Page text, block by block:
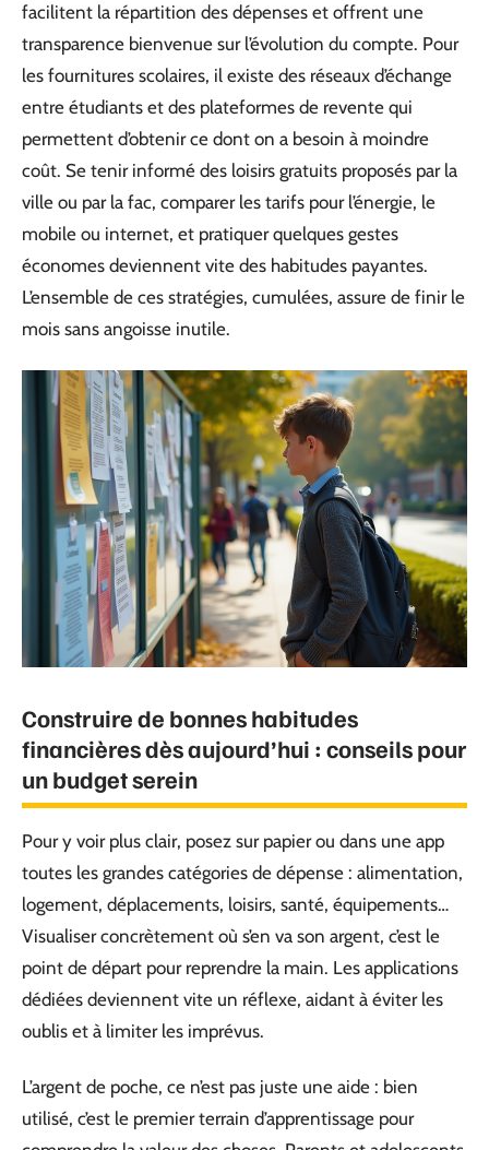
facilitent la répartition des dépenses et offrent une
transparence bienvenue sur l’évolution du compte. Pour
les fournitures scolaires, il existe des réseaux d’échange
entre étudiants et des plateformes de revente qui
permettent d’obtenir ce dont on a besoin à moindre
coût. Se tenir informé des loisirs gratuits proposés par la
ville ou par la fac, comparer les tarifs pour l’énergie, le
mobile ou internet, et pratiquer quelques gestes
économes deviennent vite des habitudes payantes.
L’ensemble de ces stratégies, cumulées, assure de finir le
mois sans angoisse inutile.
Construire de bonnes habitudes
financières dès aujourd’hui : conseils pour
un budget serein
Pour y voir plus clair, posez sur papier ou dans une app
toutes les grandes catégories de dépense : alimentation,
logement, déplacements, loisirs, santé, équipements…
Visualiser concrètement où s’en va son argent, c’est le
point de départ pour reprendre la main. Les applications
dédiées deviennent vite un réflexe, aidant à éviter les
oublis et à limiter les imprévus.
L’argent de poche, ce n’est pas juste une aide : bien
utilisé, c’est le premier terrain d’apprentissage pour